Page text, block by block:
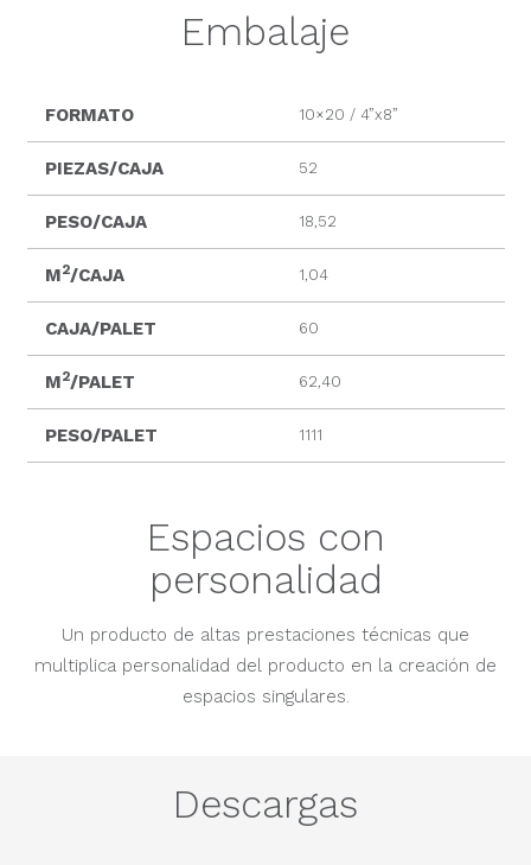
Embalaje
FORMATO 10×20 / 4”x8”
PIEZAS/CAJA 52
PESO/CAJA 18,52
M2/CAJA 1,04
CAJA/PALET 60
M2/PALET 62,40
PESO/PALET 1111
Espacios con
personalidad
Un producto de altas prestaciones técnicas que
multiplica personalidad del producto en la creación de
espacios singulares.
Descargas